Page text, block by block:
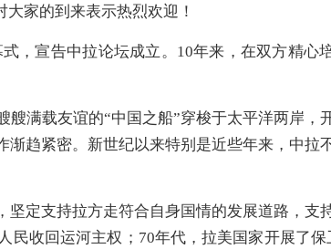
家的到来表示热烈欢迎！
，宣告中拉论坛成立。10年来，在双方精心
满载友谊的“中国之船”穿梭于太平洋两岸，
趋紧密。新世纪以来特别是近些年来，中拉
定支持拉方走符合自身国情的发展道路，支
收回运河主权；70年代，拉美国家开展了保